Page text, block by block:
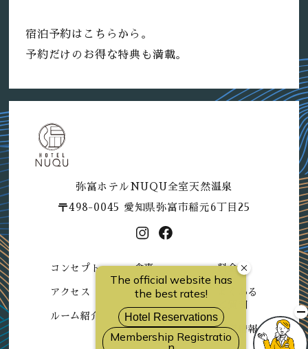
宿泊予約はこちらから。
予約だけのお得な特典も満載。
弥富ホテルNUQU全室天然温泉
〒498-0045 愛知県弥富市稲元6丁目25
コンセプト
アクセス
ルーム紹介
食事
おもてなし
ニュース
料金
よくある
ご質問
採用情報